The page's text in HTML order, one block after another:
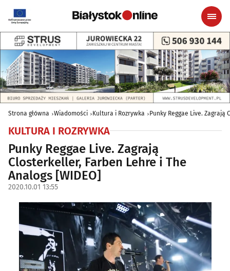
Strona główna Wiadomości Kultura i Rozrywka Punky Reggae Live. Zagrają
KULTURA I ROZRYWKA
Punky Reggae Live. Zagrają
Closterkeller, Farben Lehre i The
Analogs [WIDEO]
2020.10.01 13:55